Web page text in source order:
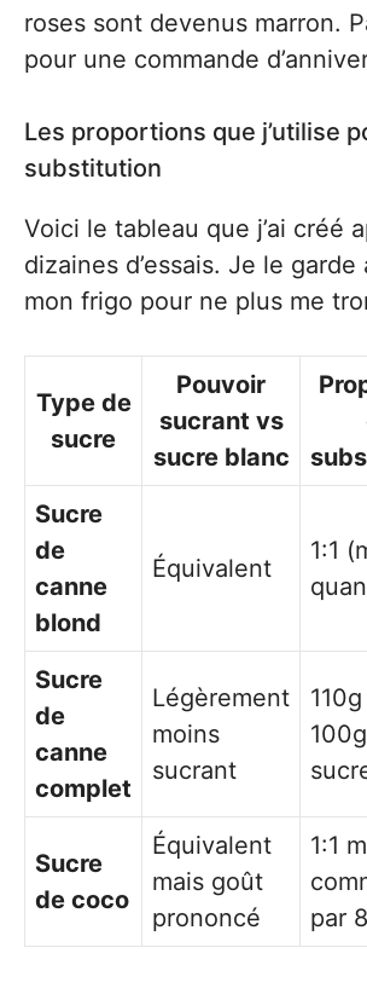
roses sont devenus marron.
pour une commande
Les proportions que j’utilise
substitution
Voici le tableau que j’ai créé
dizaines d’essais. Je le
mon frigo pour ne plus me
Type de
sucre
Pouvoir
sucrant vs
sucre blanc
Sucre
de
canne
blond
Équivalent
1:1
Sucre
de
canne
complet
Légèrement
moins
sucrant
Sucre
de coco
Équivalent
mais goût
prononcé
1:1
par